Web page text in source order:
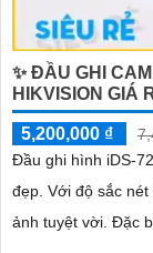
✨ ĐẦU GHI
HIKVISION GIÁ
5,200,000 ₫
Đầu ghi hình iDS-
đẹp. Với độ sắc nét Ultra 4k lite, nó mang đến chất lượng hình
ảnh